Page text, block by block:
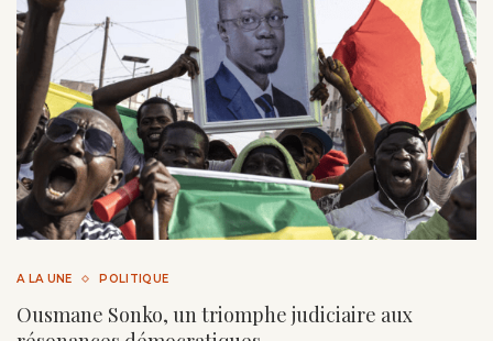
A LA UNE POLITIQUE
Ousmane Sonko, un triomphe judiciaire aux